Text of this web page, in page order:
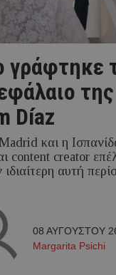
γράφτηκε
Díaz
και η
content creator
αυτή
08 ΑΥΓΟΥΣΤΟΥ
Margarita Psichi